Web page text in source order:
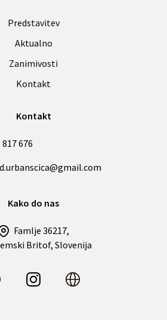
Predstavitev
Aktualno
Zanimivosti
Kontakt
Kontakt
817 676
Kako do nas
Famlje 36217,
Britof, Slovenija